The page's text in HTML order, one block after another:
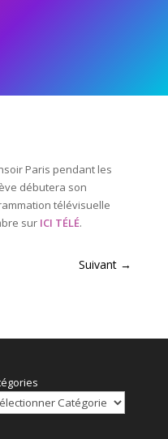
Paris pendant les
débutera son
télévisuelle
sur ICI TÉLÉ.
Suivant →